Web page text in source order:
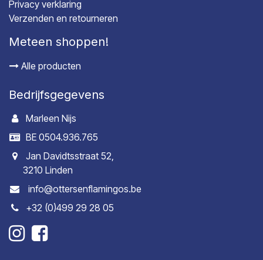
Privacy verklaring
Verzenden en retourneren
Meteen shoppen!
Alle producten
Bedrijfsgegevens
Marleen Nijs
BE 0504.936.765
Jan Davidtsstraat 52,
3210 Linden
info@ottersenflamingos.be
+32 (0)499 29 28 05